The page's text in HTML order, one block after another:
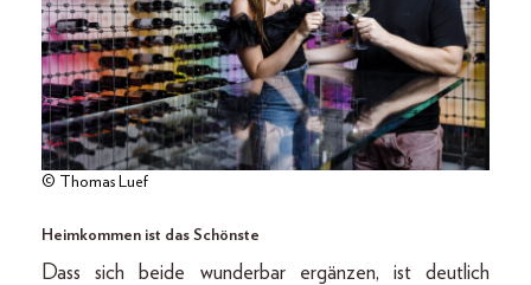
© Thomas Luef
Heimkommen ist das Schönste
Dass sich beide wunderbar ergänzen, ist deutlich